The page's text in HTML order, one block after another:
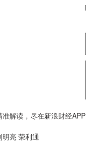
解读，尽在新浪财经APP
亮 荣利通